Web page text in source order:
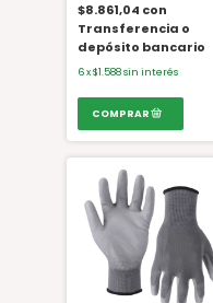
$8.861,04 con
Transferencia o
depósito bancario
6x$1.588sin interés